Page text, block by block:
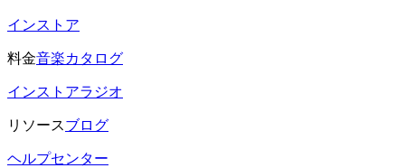
インストア
料金音楽カタログ
インストアラジオ
リソースブログ
ヘルプセンター